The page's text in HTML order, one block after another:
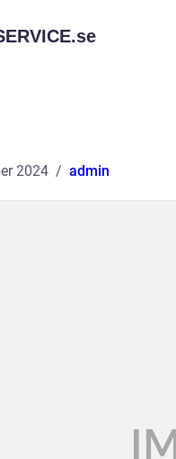
se
2024 admin